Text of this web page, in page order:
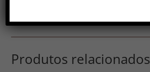
Produtos relacionados